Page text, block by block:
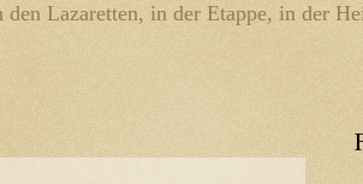
Lazaretten, in der Etappe, in der